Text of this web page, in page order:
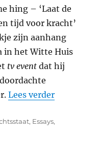
hing – ‘Laat de
tijd voor kracht’
zijn aanhang
in het Witte Huis
tv event dat hij
Lees verder“Een
, Essays,